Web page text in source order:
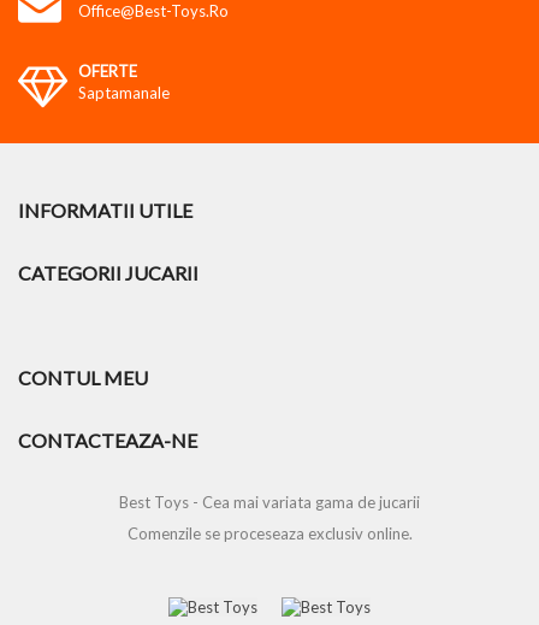
Office@best-Toys.ro
OFERTE
Saptamanale
INFORMATII UTILE
CATEGORII JUCARII
CONTUL MEU
CONTACTEAZA-NE
Best Toys - Cea mai variata gama de jucarii
Comenzile se proceseaza exclusiv online.